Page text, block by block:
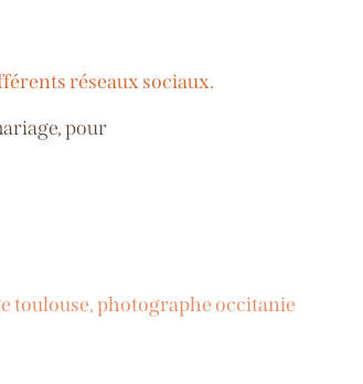
réseaux sociaux.
pour
toulouse,photographe occitanie